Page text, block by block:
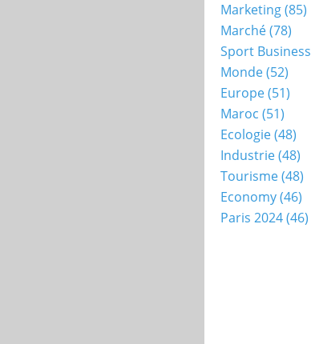
Marketing(85)
Marché(78)
Sport Business
Monde(52)
Europe(51)
Maroc (51)
Ecologie(48)
Industrie(48)
Tourisme(48)
Economy(46)
Paris 2024(46)